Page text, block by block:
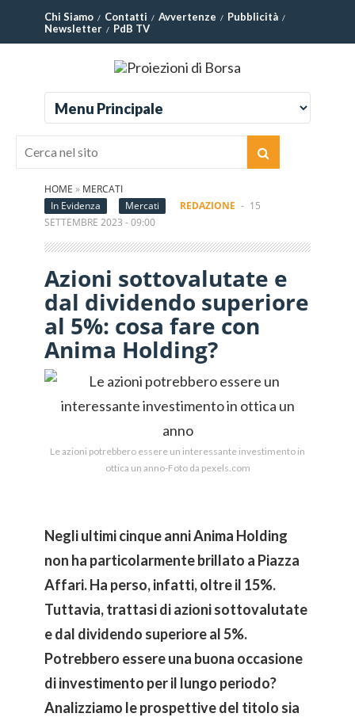
Chi Siamo Contatti Avvertenze
Pubblicità
Newsletter
PdB TV
HOME » MERCATI
In Evidenza
Mercati REDAZIONE - 15
SETTEMBRE 2023 - 09:00
Azioni sottovalutate e
dal dividendo superiore
al 5%: cosa fare con
Anima Holding?
Le azioni potrebbero essere un interessante investimento in
ottica un anno-Foto da pexels.com
Negli ultimi cinque anni Anima Holding
non ha particolarmente brillato a Piazza
Affari. Ha perso, infatti, oltre il 15%.
Tuttavia, trattasi di azioni sottovalutate
e dal dividendo superiore al 5%.
Potrebbero essere una buona occasione
di investimento per il lungo periodo?
Analizziamo le prospettive del titolo sia